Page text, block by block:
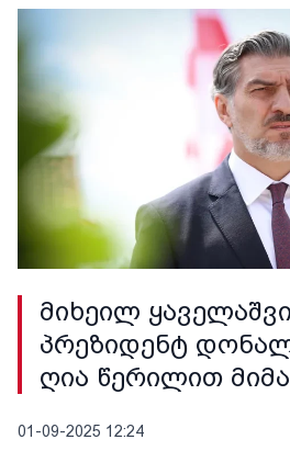
მიხეილ
პრეზიდენტ
ღია წერილით
01-09-2025 12:24